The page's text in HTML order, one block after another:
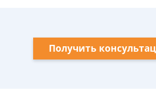
Получить